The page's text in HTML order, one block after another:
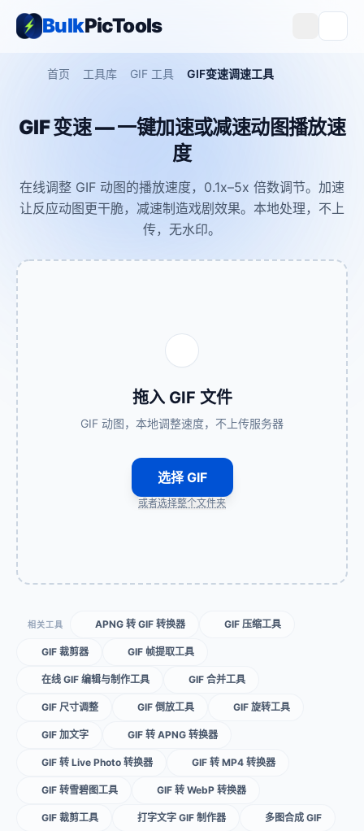
BulkPicTools
首页 工具库 GIF 工具 GIF变速调速工具
GIF 变速 — 一键加速或减速动图播放速
度
在线调整 GIF 动图的播放速度，0.1x–5x 倍数调节。加速
让反应动图更干脆，减速制造戏剧效果。本地处理，不上
传，无水印。
拖入 GIF 文件
GIF 动图，本地调整速度，不上传服务器
选择 GIF
或者选择整个文件夹
相关工具 APNG 转 GIF 转换器 GIF 压缩工具
GIF 裁剪器 GIF 帧提取工具
在线 GIF 编辑与制作工具 GIF 合并工具
GIF 尺寸调整 GIF 倒放工具 GIF 旋转工具
GIF 加文字 GIF 转 APNG 转换器
GIF 转 Live Photo 转换器 GIF 转 MP4 转换器
GIF 转雪碧图工具 GIF 转 WebP 转换器
GIF 裁剪工具 打字文字 GIF 制作器 多图合成 GIF